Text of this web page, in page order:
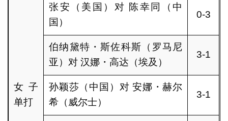
女子
单打
张安（美国）对 陈幸同（中
国）
0-3
伯纳黛特・斯佐科斯（罗马尼
亚）对 汉娜・高达（埃及）
3-1
孙颖莎（中国）对 安娜・赫尔
希（威尔士）
3-1